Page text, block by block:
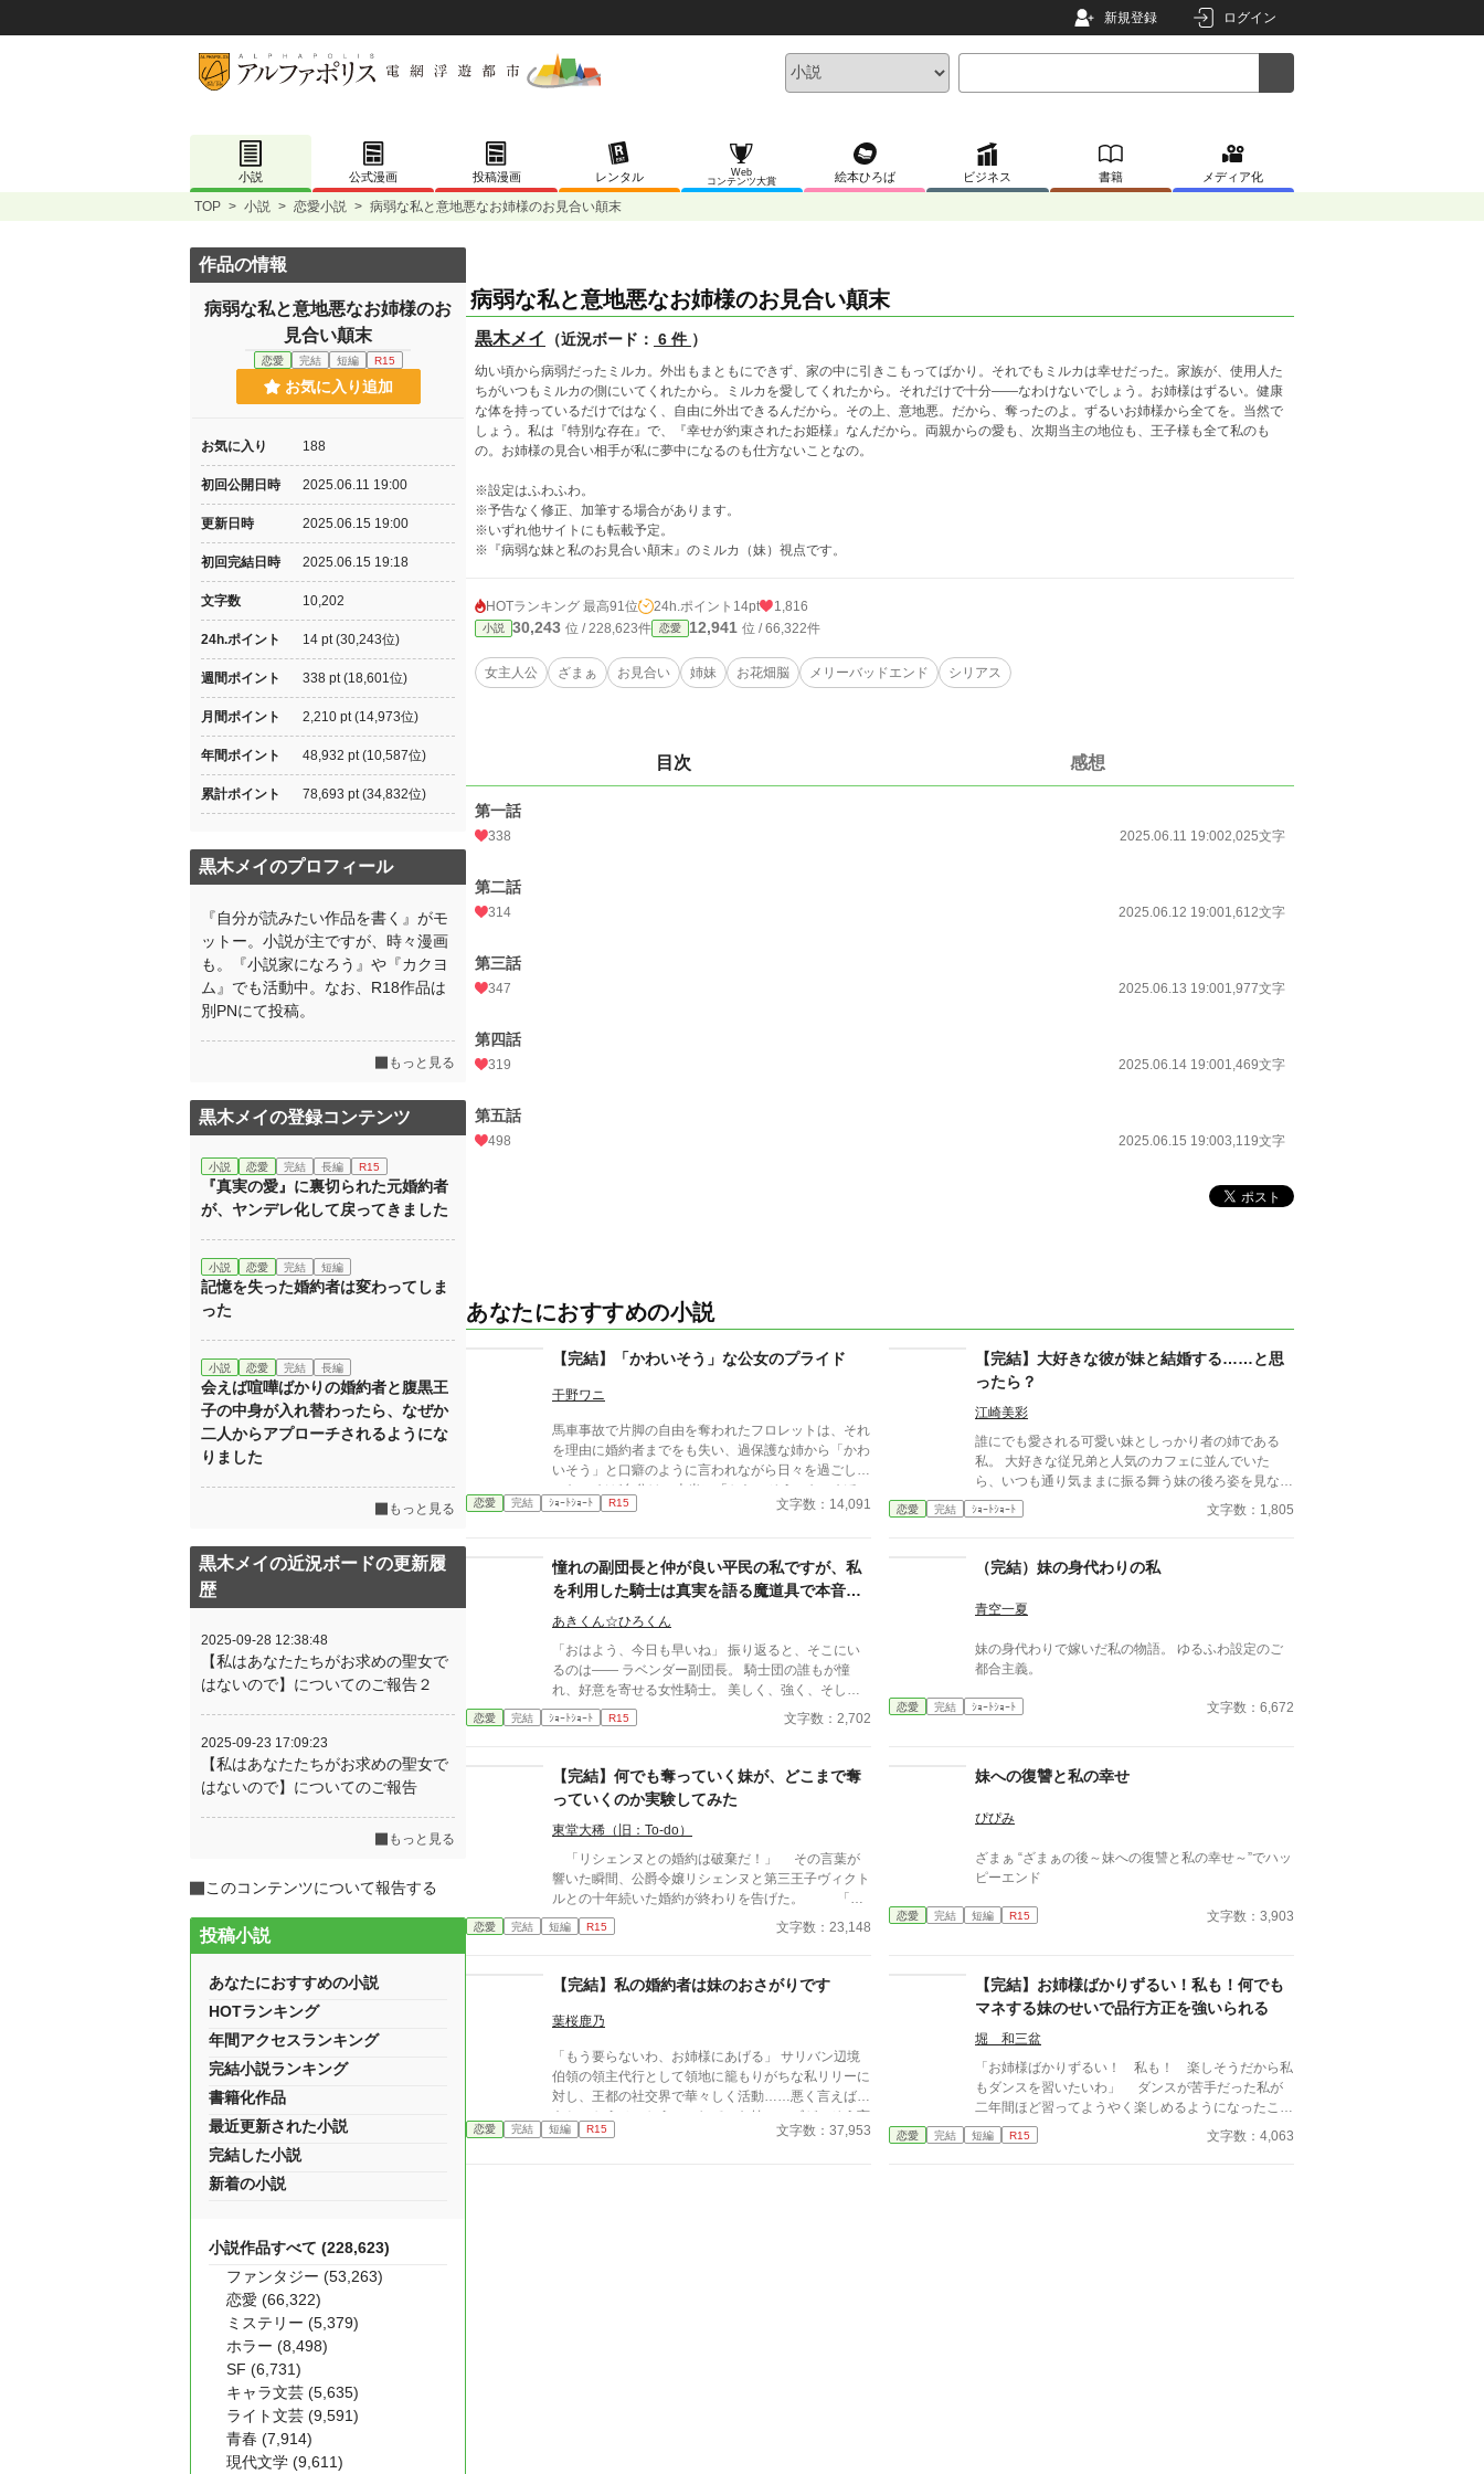
新規登録 ログイン
小説 公式漫画 投稿漫画 レンタル
Web
コンテンツ大賞
絵本ひろば ビジネス 書籍 メディア化
TOP > 小説 > 恋愛小説 > 病弱な私と意地悪なお姉様のお見合い顛末
病弱な私と意地悪なお姉様のお見合い顛末
黒木メイ （近況ボード： 6 件 ）
幼い頃から病弱だったミルカ。外出もまともにできず、家の中に引きこもってばかり。それでもミルカは幸せだった。家族が、使用人た
ちがいつもミルカの側にいてくれたから。ミルカを愛してくれたから。それだけで十分――なわけないでしょう。お姉様はずるい。健康
な体を持っているだけではなく、自由に外出できるんだから。その上、意地悪。だから、奪ったのよ。ずるいお姉様から全てを。当然で
しょう。私は『特別な存在』で、『幸せが約束されたお姫様』なんだから。両親からの愛も、次期当主の地位も、王子様も全て私のも
の。お姉様の見合い相手が私に夢中になるのも仕方ないことなの。
※設定はふわふわ。
※予告なく修正、加筆する場合があります。
※いずれ他サイトにも転載予定。
※『病弱な妹と私のお見合い顛末』のミルカ（妹）視点です。
HOTランキング 最高91位 24h.ポイント 14pt 1,816
小説 30,243 位 / 228,623件 恋愛 12,941 位 / 66,322件
女主人公 ざまぁ お見合い 姉妹 お花畑脳 メリーバッドエンド シリアス
目次 感想
第一話
338 2025.06.11 19:002,025文字
第二話
314 2025.06.12 19:001,612文字
第三話
347 2025.06.13 19:001,977文字
第四話
319 2025.06.14 19:001,469文字
第五話
498 2025.06.15 19:003,119文字
あなたにおすすめの小説
【完結】「かわいそう」な公女のプライド
干野ワニ
馬車事故で片脚の自由を奪われたフロレットは、それ
を理由に婚約者までをも失い、過保護な姉から「かわ
いそう」と口癖のように言われながら日々を過ごして
いた。 だが自分は、本当に「かわいそう」なのだろ
うか？ 前を向き続けた令嬢が、真の理解者を得て幸
恋愛 完結 ｼｮｰﾄｼｮｰﾄ R15 文字数：14,091
【完結】大好きな彼が妹と結婚する……と思
ったら？
江崎美彩
誰にでも愛される可愛い妹としっかり者の姉である
私。 大好きな従兄弟と人気のカフェに並んでいた
ら、いつも通り気ままに振る舞う妹の後ろ姿を見なが
ら彼が「結婚したいと思ってる」って呟いて…… さ
っくり読める短編です。 異世界もののつもりで書い
恋愛 完結 ｼｮｰﾄｼｮｰﾄ 文字数：1,805
憧れの副団長と仲が良い平民の私ですが、私
を利用した騎士は真実を語る魔道具で本音を
暴かれ、騎士団を追放されました
あきくん☆ひろくん
「おはよう、今日も早いね」 振り返ると、そこにい
るのは―― ラベンダー副団長。 騎士団の誰もが憧
れ、好意を寄せる女性騎士。 美しく、強く、そして
――誰よりも優しい人。 憧れの副団長ラベンダー様
に仕えることを誇りに、騎士団の治癒所で働く平民の
の出会いがあった。 初めての恋に浮かれ、幸せな
日々を過ごしていた――はずだった。 しかしある
日、彼が私に近づいた理由を知ってしまう。 それ
は、副団長に関する情報を得るため――ただ利用され
ていただけだった。 裏切りに打ちのめされた私の前
に立ったのは、いつも優しかった副団長。 そして騎
士団で開かれた“公開の場”で、すべての真実が暴かれ
る。 これは、利用された平民の少女と、彼女を守る
副団長による断罪の物語
恋愛 完結 ｼｮｰﾄｼｮｰﾄ R15 文字数：2,702
（完結）妹の身代わりの私
青空一夏
妹の身代わりで嫁いだ私の物語。 ゆるふわ設定のご
都合主義。
恋愛 完結 ｼｮｰﾄｼｮｰﾄ 文字数：6,672
【完結】何でも奪っていく妹が、どこまで奪
っていくのか実験してみた
東堂大稀（旧：To-do）
「リシェンヌとの婚約は破棄だ！」 その言葉が
響いた瞬間、公爵令嬢リシェンヌと第三王子ヴィクト
ルとの十年続いた婚約が終わりを告げた。 「新
たな婚約者は貴様の妹のロレッタだ！良いな！」
リシェンヌがめまいを覚える中、第三王子はさらに宣
下の妹であるロレッタの嬉しそうな姿があった。
「お姉さま。私、ヴィクトル様のことが好きになって
しまったの。ごめんなさいね」 まったく悪びれも
こえた。実の姉の婚約者を奪ったにもかかわらず、歪
んだ喜びの表情を隠そうとしない。 その醜い笑み
を、リシェンヌは呆然と見つめていた。 また
だ……。 リシェンヌは絶望の中で思う。 彼女は
妹が生まれた瞬間から、妹に奪われ続けてきたのだっ
恋愛 完結 短編 R15 文字数：23,148
妹への復讐と私の幸せ
ぴぴみ
ざまぁ “ざまぁの後～妹への復讐と私の幸せ～”でハッ
ピーエンド
恋愛 完結 短編 R15 文字数：3,903
【完結】私の婚約者は妹のおさがりです
葉桜鹿乃
「もう要らないわ、お姉様にあげる」 サリバン辺境
伯領の領主代行として領地に籠もりがちな私リリーに
対し、王都の社交界で華々しく活動……悪く言えば男
をとっかえひっかえ……していた妹ローズが、そう言
って寄越したのは、それまで送ってきていたドレスで
恋愛 完結 短編 R15 文字数：37,953
【完結】お姉様ばかりずるい！私も！何でも
マネする妹のせいで品行方正を強いられる
堀 和三盆
「お姉様ばかりずるい！ 私も！ 楽しそうだから私
もダンスを習いたいわ」 ダンスが苦手だった私が
二年間ほど習ってようやく楽しめるようになったこ
ろ。妹がそんなことを言い出した。そして遅れて習い
始めた妹に半年もしないうちにサクッと追い越されて
恋愛 完結 短編 R15 文字数：4,063
作品の情報
病弱な私と意地悪なお姉様のお
見合い顛末
恋愛 完結 短編 R15
お気に入り追加
お気に入り 188
初回公開日時 2025.06.11 19:00
更新日時 2025.06.15 19:00
初回完結日時 2025.06.15 19:18
文字数 10,202
24h.ポイント 14 pt (30,243位)
週間ポイント 338 pt (18,601位)
月間ポイント 2,210 pt (14,973位)
年間ポイント 48,932 pt (10,587位)
累計ポイント 78,693 pt (34,832位)
黒木メイのプロフィール
『自分が読みたい作品を書く』がモ
ットー。小説が主ですが、時々漫画
も。『小説家になろう』や『カクヨ
ム』でも活動中。なお、R18作品は
別PNにて投稿。
もっと見る
黒木メイの登録コンテンツ
小説 恋愛 完結 長編 R15
『真実の愛』に裏切られた元婚約者
が、ヤンデレ化して戻ってきました
小説 恋愛 完結 短編
記憶を失った婚約者は変わってしま
った
小説 恋愛 完結 長編
会えば喧嘩ばかりの婚約者と腹黒王
子の中身が入れ替わったら、なぜか
二人からアプローチされるようにな
りました
もっと見る
黒木メイの近況ボードの更新履
歴
2025-09-28 12:38:48
【私はあなたたちがお求めの聖女で
はないので】についてのご報告２
2025-09-23 17:09:23
【私はあなたたちがお求めの聖女で
はないので】についてのご報告
もっと見る
このコンテンツについて報告する
投稿小説
あなたにおすすめの小説
HOTランキング
年間アクセスランキング
完結小説ランキング
書籍化作品
最近更新された小説
完結した小説
新着の小説
小説作品すべて (228,623)
ファンタジー (53,263)
恋愛 (66,322)
ミステリー (5,379)
ホラー (8,498)
SF (6,731)
キャラ文芸 (5,635)
ライト文芸 (9,591)
青春 (7,914)
現代文学 (9,611)